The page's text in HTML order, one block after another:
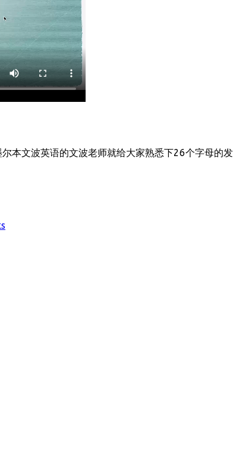
本文波英语的文波老师就给大家熟悉下26个字母的发